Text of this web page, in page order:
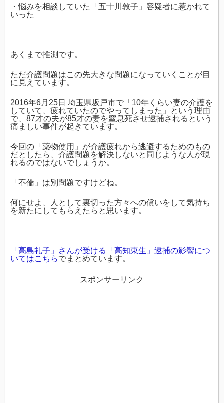
・悩みを相談していた「五十川敦子」容疑者に惹かれて
いった
あくまで推測です。
ただ介護問題はこの先大きな問題になっていくことが目
に見えています。
2016年6月25日 埼玉県坂戸市で「10年くらい妻の介護を
していて、疲れていたのでやってしまった」という理由
で、87才の夫が85才の妻を窒息死させ逮捕されるという
痛ましい事件が起きています。
今回の「薬物使用」が介護疲れから逃避するためのもの
だとしたら、介護問題を解決しないと同じような人が現
れるのではないでしょうか。
「不倫」は別問題ですけどね。
何にせよ、人として裏切った方々への償いをして気持ち
を新たにしてもらえたらと思います。
「高島礼子」さんが受ける「高知東生」逮捕の影響につ
いてはこちらでまとめています。
スポンサーリンク